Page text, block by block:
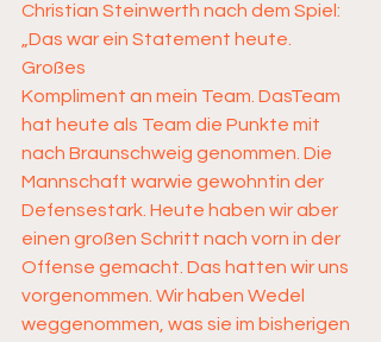
Christian Steinwerth nach dem Spiel:
„Das war ein Statement heute.
Großes
Kompliment an mein Team. DasTeam
hat heute als Team die Punkte mit
nach Braunschweig genommen. Die
Mannschaft warwie gewohntin der
Defensestark. Heute haben wir aber
einen großen Schritt nach vorn in der
Offense gemacht. Das hatten wir uns
vorgenommen. Wir haben Wedel
weggenommen, was sie im bisherigen